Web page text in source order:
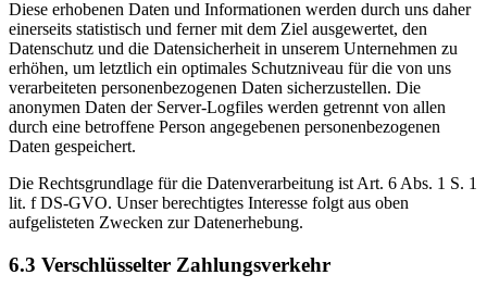
Diese erhobenen Daten und Informationen werden durch uns daher
einerseits statistisch und ferner mit dem Ziel ausgewertet, den
Datenschutz und die Datensicherheit in unserem Unternehmen zu
erhöhen, um letztlich ein optimales Schutzniveau für die von uns
verarbeiteten personenbezogenen Daten sicherzustellen. Die
anonymen Daten der Server-Logfiles werden getrennt von allen
durch eine betroffene Person angegebenen personenbezogenen
Daten gespeichert.
Die Rechtsgrundlage für die Datenverarbeitung ist Art. 6 Abs. 1 S. 1
lit. f DS-GVO. Unser berechtigtes Interesse folgt aus oben
aufgelisteten Zwecken zur Datenerhebung.
6.3 Verschlüsselter Zahlungsverkehr